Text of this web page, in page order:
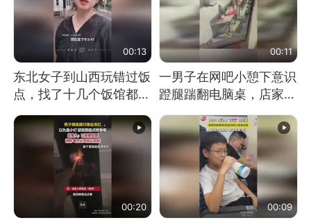
00:13
东北女子到山西玩错过饭
点，找了十几个饭馆都没
00:11
一男子在网吧小憩下意识
蹬腿踹翻电脑桌，店家3
00:20 00:09